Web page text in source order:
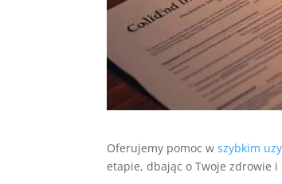
Oferujemy pomoc wszybkim
etapie, dbając o Twoje zdrowie